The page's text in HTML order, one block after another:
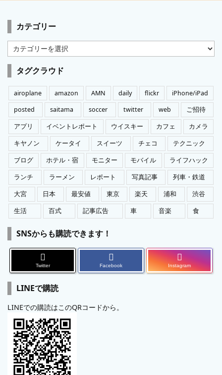
カテゴリー
カ
テ
ゴ
リ
ー
タグクラウド
airoplane amazon AMN daily flickr
iPhone/iPad
posted
saitama soccer twitter web
ご招待
アプリ
イベントレポート ウイスキー カフェ
カメラ
キヤノン
ケータイ スイーツ チェコ
テクニック
ブログ
ホテル・宿 モニター モバイル
ライフハック
ランチ
ラーメン レポート 写真記事
列車・鉄道
大宮
日本 最安値 東京 楽天 浦和
渋谷
生活
百式 記事広告 車 音楽 食
SNSからも購読できます！
Twitter Facebook Instagram
LINEで購読
LINEでの購読はこのQRコードから。